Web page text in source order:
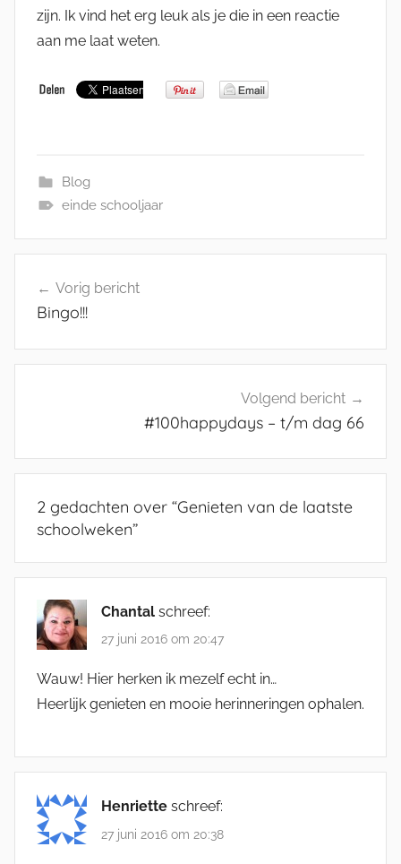
zijn. Ik vind het erg leuk als je die in een reactie
aan me laat weten.
Blog
einde schooljaar
navigatie
Vorig bericht
Bingo!!!
Volgend bericht
#100happydays – t/m dag 66
2 gedachten over “Genieten van de laatste
schoolweken”
Chantal schreef:
27 juni 2016 om 20:47
Wauw! Hier herken ik mezelf echt in…
Heerlijk genieten en mooie herinneringen ophalen.
Henriette schreef:
27 juni 2016 om 20:38